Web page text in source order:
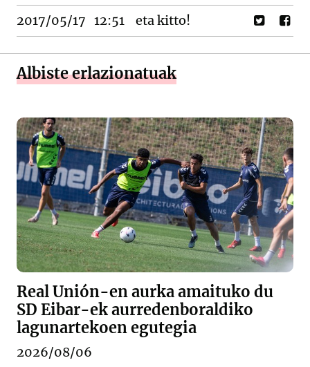
2017/05/17 12:51 eta kitto!
Albiste erlazionatuak
Real Unión-en aurka amaituko du
SD Eibar-ek aurredenboraldiko
lagunartekoen egutegia
2026/08/06